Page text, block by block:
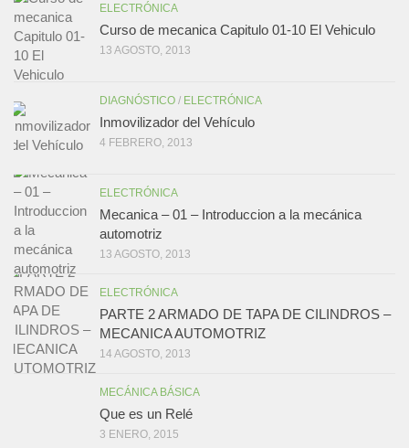
ELECTRÓNICA
Curso de mecanica Capitulo 01-10 El Vehiculo
13 AGOSTO, 2013
DIAGNÓSTICO / ELECTRÓNICA
Inmovilizador del Vehículo
4 FEBRERO, 2013
ELECTRÓNICA
Mecanica – 01 – Introduccion a la mecánica
automotriz
13 AGOSTO, 2013
ELECTRÓNICA
PARTE 2 ARMADO DE TAPA DE CILINDROS –
MECANICA AUTOMOTRIZ
14 AGOSTO, 2013
MECÁNICA BÁSICA
Que es un Relé
3 ENERO, 2015